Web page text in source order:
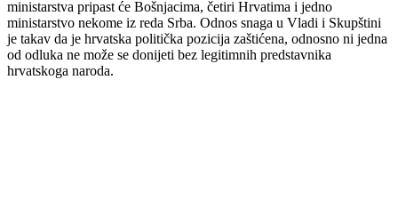
ministarstva pripast će Bošnjacima, četiri Hrvatima i jedno
ministarstvo nekome iz reda Srba. Odnos snaga u Vladi i Skupštini
je takav da je hrvatska politička pozicija zaštićena, odnosno ni jedna
od odluka ne može se donijeti bez legitimnih predstavnika
hrvatskoga naroda.